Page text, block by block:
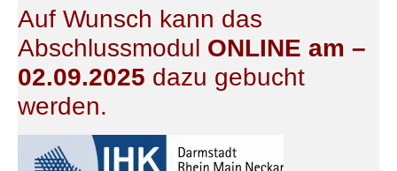
Auf Wunsch kann das
Abschlussmodul ONLINE am –
02.09.2025 dazu gebucht
werden.